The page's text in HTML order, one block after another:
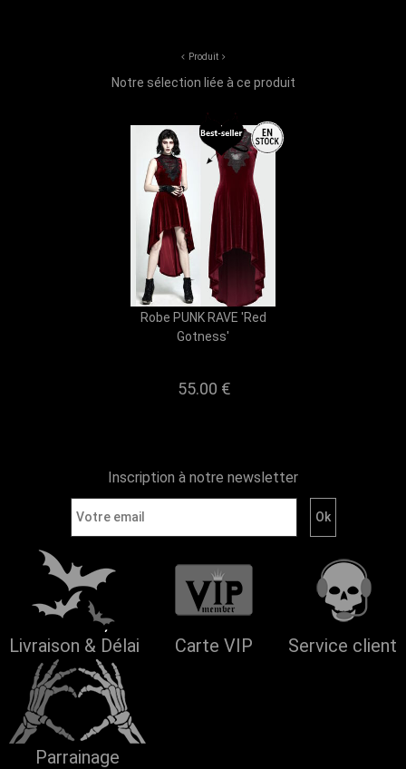
Produit
Notre sélection liée à ce produit
Robe PUNK RAVE 'Red
Gotness'
55.00 €
Inscription à notre newsletter
Livraison & Délai Carte VIP Service client
Parrainage